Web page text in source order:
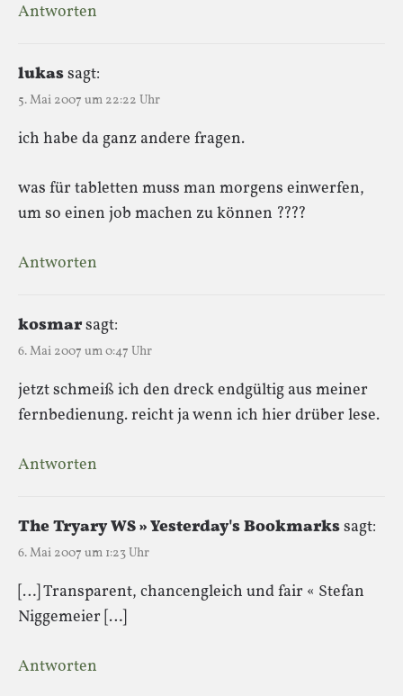
Antworten
lukassagt:
5. Mai 2007 um 22:22 Uhr
ich habe da ganz andere fragen.
was für tabletten muss man morgens einwerfen,
um so einen job machen zu können ????
Antworten
kosmarsagt:
6. Mai 2007 um 0:47 Uhr
jetzt schmeiß ich den dreck endgültig aus meiner
fernbedienung. reicht ja wenn ich hier drüber lese.
Antworten
The Tryary WS » Yesterday's Bookmarkssagt:
6. Mai 2007 um 1:23 Uhr
[…] Transparent, chancengleich und fair « Stefan
Niggemeier […]
Antworten